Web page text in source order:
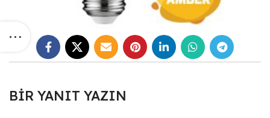
BIR YANIT YAZIN